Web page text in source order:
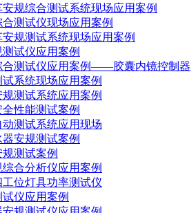
规综合测试系统现场应用案例
测试仪现场应用案例
规测试系统现场应用案例
试仪应用案例
合测试仪应用案例——胶囊内镜控制器
系统现场应用案例
测试系统应用案例
性能测试案例
测试系统应用现场
安规测试案例
测试案例
合分析仪应用案例
位灯具功率测试仪
仪应用案例